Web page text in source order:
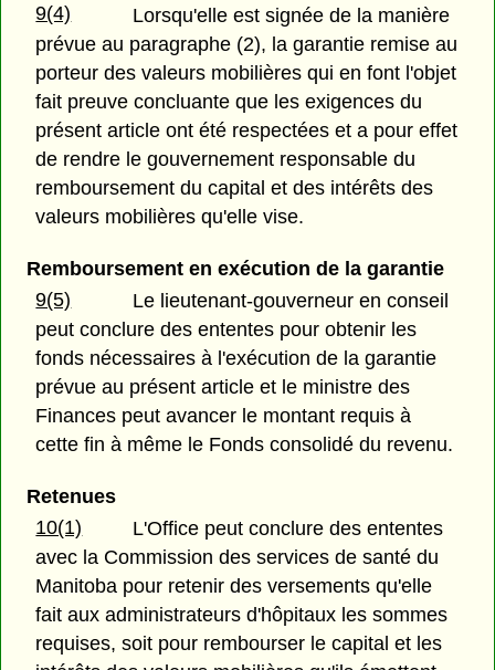
9(4)
Lorsqu'elle est signée de la manière
prévue au paragraphe (2), la garantie remise au
porteur des valeurs mobilières qui en font l'objet
fait preuve concluante que les exigences du
présent article ont été respectées et a pour effet
de rendre le gouvernement responsable du
remboursement du capital et des intérêts des
valeurs mobilières qu'elle vise.
Remboursement en exécution de la garantie
9(5)
Le lieutenant-gouverneur en conseil
peut conclure des ententes pour obtenir les
fonds nécessaires à l'exécution de la garantie
prévue au présent article et le ministre des
Finances peut avancer le montant requis à
cette fin à même le Fonds consolidé du revenu.
Retenues
10(1)
L'Office peut conclure des ententes
avec la Commission des services de santé du
Manitoba pour retenir des versements qu'elle
fait aux administrateurs d'hôpitaux les sommes
requises, soit pour rembourser le capital et les